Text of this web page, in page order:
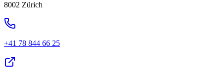
8002 Zürich
+41 78 844 66 25